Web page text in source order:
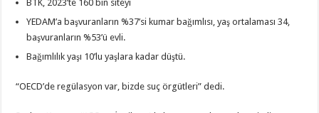
BTK, 2023’te 160 bin siteyi
YEDAM’a başvuranların %37’si kumar bağımlısı, yaş ortalaması 34,
başvuranların %53’ü evli.
Bağımlılık yaşı 10’lu yaşlara kadar düştü.
“OECD’de regülasyon var, bizde suç örgütleri” dedi.